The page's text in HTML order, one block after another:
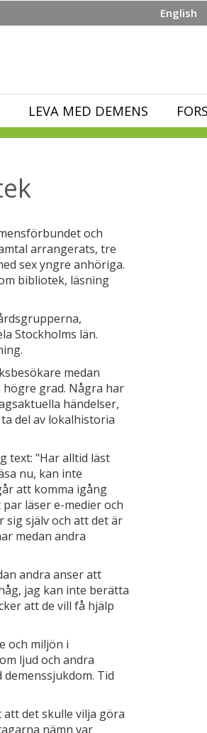
English
LEVA MED DEMENS
och
arrangerats, tre
sex yngre anhöriga.
bibliotek, läsning
Stockholms län.
medan
grad. Några har
händelser,
del av lokalhistoria
text: "Har alltid läst
nu, kan inte
att komma igång
läser e-medier och
sig själv och att det är
medan andra
andra anser att
jag kan inte berätta
att de vill få hjälp
och miljön i
ljud och andra
Tid
det skulle vilja göra
nämn var